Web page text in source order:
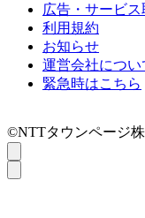
広告・サービ
利用規約
お知らせ
運営会社につい
緊急時はこちら
©NTTタウンページ株